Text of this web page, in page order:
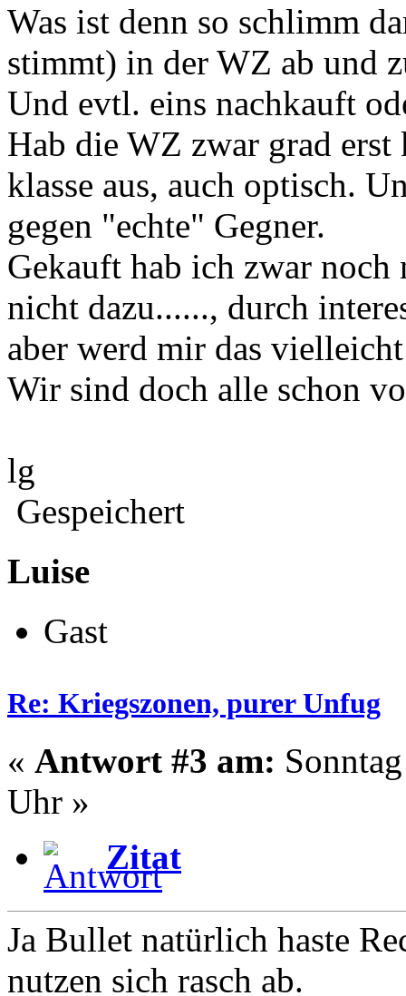
Was ist denn so schlimm
stimmt) in der WZ ab und
Und evtl. eins nachkauft
Hab die WZ zwar grad erst
klasse aus, auch optisch.
gegen "echte" Gegner.
Gekauft hab ich zwar
nicht dazu......, durch
aber werd mir das
Wir sind doch alle schon
lg
Gespeichert
Luise
Gast
Re: Kriegszonen, purer Unfug
« Antwort #3 am:
Uhr »
Zitat
Ja Bullet natürlich haste
nutzen sich rasch ab.